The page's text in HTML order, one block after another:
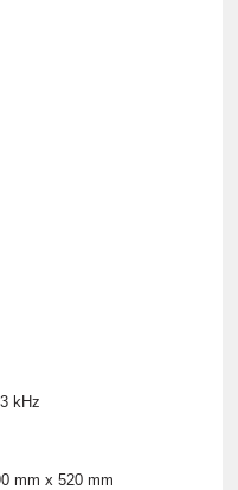
kHz
mm x 520 mm